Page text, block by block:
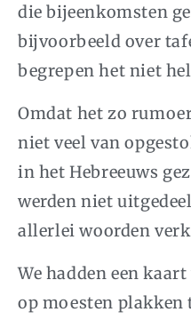
die bijeenkomsten
bijvoorbeeld over
begrepen het niet
Omdat het zo
niet veel van
in het Hebreeuws
werden niet
allerlei woorden
We hadden een
op moesten plakken